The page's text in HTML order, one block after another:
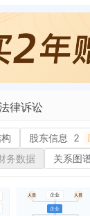
律诉讼
股东信息 2
务数据 关系图